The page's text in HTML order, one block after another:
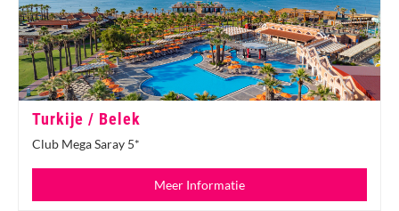
Turkije / Belek
Club Mega Saray 5*
Meer Informatie